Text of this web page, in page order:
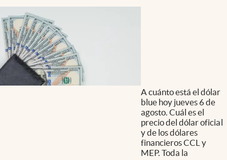
A cuánto está el dólar
blue hoy jueves 6 de
agosto. Cuál es el
precio del dólar oficial
y de los dólares
financieros CCL y
MEP. Toda la